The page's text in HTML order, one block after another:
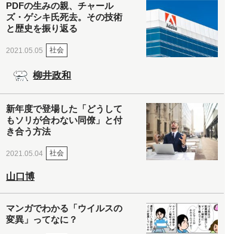
PDFの生みの親、チャール
ズ・ゲシキ氏死去。その技術
と歴史を振り返る
2021.05.05 社会
柳井政和
新年度で登場した「どうして
もソリが合わない同僚」と付
き合う方法
2021.05.04 社会
山口博
マンガでわかる「ウイルスの
変異」ってなに？